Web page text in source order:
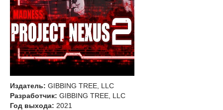
Издатель: GIBBING TREE, LLC
Разработчик: GIBBING TREE, LLC
Год выхода: 2021